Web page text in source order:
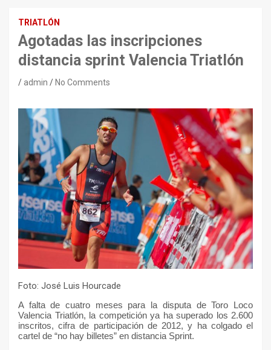
TRIATLÓN
Agotadas las inscripciones
distancia sprint Valencia Triatlón
admin No Comments
Foto: José Luis Hourcade
A falta de cuatro meses para la disputa de Toro Loco
Valencia Triatlón, la competición ya ha superado los 2.600
inscritos, cifra de participación de 2012, y ha colgado el
cartel de “no hay billetes” en distancia Sprint.